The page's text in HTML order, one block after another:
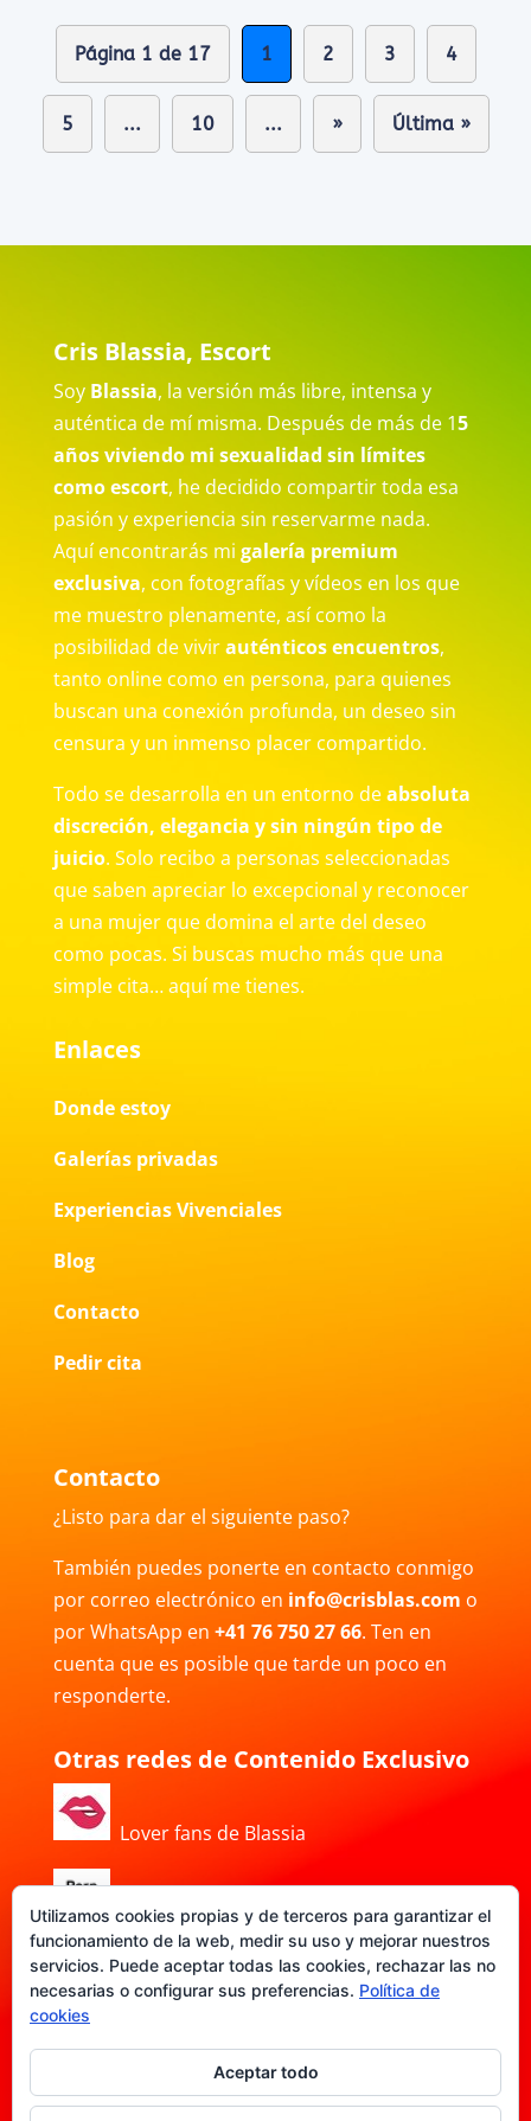
Página 1 de 17 1 2 3 4
5 ... 10 ... » Última »
Cris Blassia, Escort
Soy Blassia, la versión más libre, intensa y
auténtica de mí misma. Después de más de 15
años viviendo mi sexualidad sin límites
como escort, he decidido compartir toda esa
pasión y experiencia sin reservarme nada.
Aquí encontrarás mi galería premium
exclusiva, con fotografías y vídeos en los que
me muestro plenamente, así como la
posibilidad de vivirauténticos encuentros,
tanto online como en persona, para quienes
buscan una conexión profunda, un deseo sin
censura y un inmenso placer compartido.
Todo se desarrolla en un entorno deabsoluta
discreción, elegancia y sin ningún tipo de
juicio. Solo recibo a personas seleccionadas
que saben apreciar lo excepcional y reconocer
a una mujer que domina el arte del deseo
como pocas. Si buscas mucho más que una
simple cita… aquí me tienes.
Enlaces
Donde estoy
Galerías privadas
Experiencias Vivenciales
Blog
Contacto
Pedir cita
Contacto
¿Listo para dar el siguiente paso?
También puedes ponerte en contacto conmigo
por correo electrónico en info@crisblas.com o
por WhatsApp en +41 76 750 27 66. Ten en
cuenta que es posible que tarde un poco en
responderte.
Otras redes de Contenido Exclusivo
Lover fans de Blassia
Porn Hub de Blassia
DATE-FANS de Blassia
Política de privacidad|Aviso legal|Política de
Utilizamos cookies propias y de terceros para garantizar el
funcionamiento de la web, medir su uso y mejorar nuestros
servicios. Puede aceptar todas las cookies, rechazar las no
necesarias o configurar sus preferencias. Política de
cookies
Aceptar todo